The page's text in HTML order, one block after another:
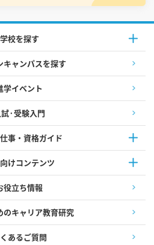
学校を探す
キャンパスを探す
学イベント
·受験入門
事・資格ガイド
けコンテンツ
役立ち情報
のキャリア教育研究
あるご質問